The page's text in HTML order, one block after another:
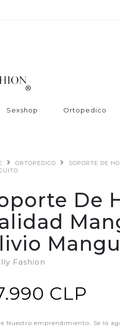
Sexshop Ortopedico
ORTOPEDICO
SOPORTE DE
De
Fashion
CLP
Nuestro emprendimiento, Se lo